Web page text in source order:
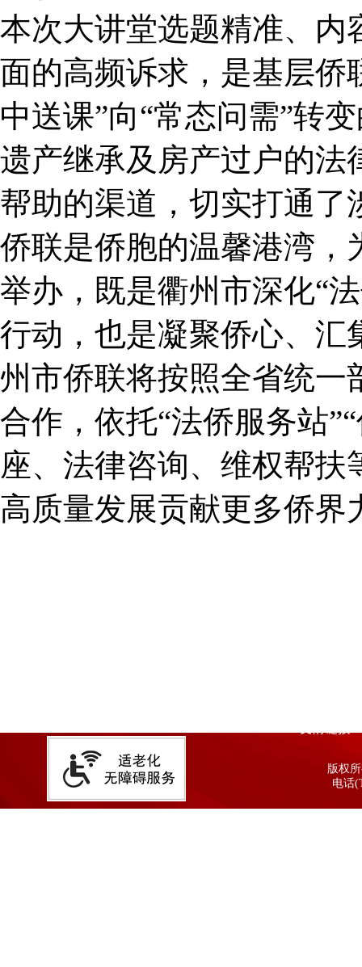
本次大讲堂选题精准、内
面的高频诉求，是基层侨
中送课”向“常态问需”转
遗产继承及房产过户的法
帮助的渠道，切实打通了
侨联是侨胞的温馨港湾，
举办，既是衢州市深化“
行动，也是凝聚侨心、汇
州市侨联将按照全省统一
合作，依托“法侨服务站
座、法律咨询、维权帮
高质量发展贡献更多侨界
版权
电话